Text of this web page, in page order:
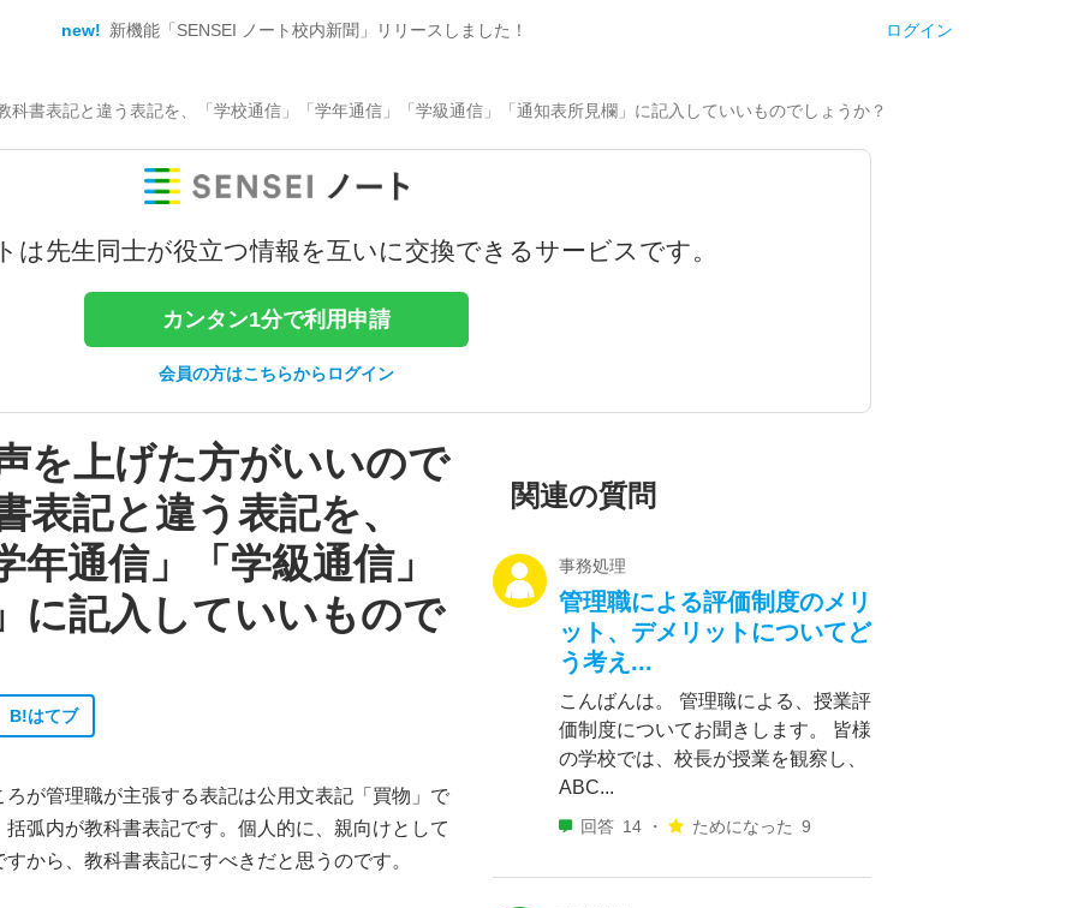
new! 新機能「SENSEI ノート校内新聞」リリースしました！ ログイン
書表記と違う表記を、「学校通信」「学年通信」「学級通信」「通知表所見欄」に記入していいものでしょうか？
は先生同士が役立つ情報を互いに交換できるサービスです。
カンタン1分で利用申請
会員の方はこちらからログイン
を上げた方がいいので
表記と違う表記を、
年通信」「学級通信」
に記入していいもので
B!はてブ
が管理職が主張する表記は公用文表記「買物」で
弧内が教科書表記です。個人的に、親向けとして
から、教科書表記にすべきだと思うのです。
関連の質問
事務処理
管理職による評価制度のメリ
ット、デメリットについてど
う考え...
こんばんは。 管理職による、授業評
価制度についてお聞きします。 皆様
の学校では、校長が授業を観察し、
ABC...
回答 14 ・ ためになった 9